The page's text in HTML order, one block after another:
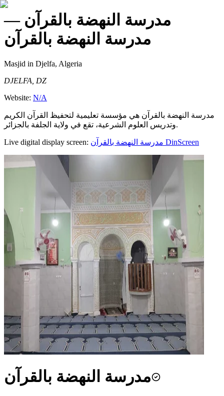
مدرسة النهضة بالقرآن —
مدرسة النهضة بالقرآن
Masjid in Djelfa, Algeria
DJELFA, DZ
Website: N/A
مدرسة النهضة بالقرآن هي مؤسسة تعليمية لتحفيظ القرآن الكريم
وتدريس العلوم الشرعية، تقع في ولاية الجلفة بالجزائر.
Live digital display screen: مدرسة النهضة بالقرآن DinScreen
مدرسة النهضة بالقرآن